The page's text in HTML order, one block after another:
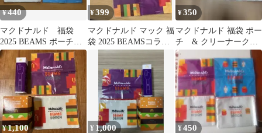
¥440
マクドナルド 福袋
2025 BEAMS ポーチ
クリーナークロス
¥399
マクドナルド マック 福
袋 2025 BEAMSコラボ
ポーチ＆クリーナーク
ロス
¥350
マクドナルド 福袋 ポー
チ & クリーナークロ
ス セット BEAMS
¥1,100 ¥ 1,000 ¥450